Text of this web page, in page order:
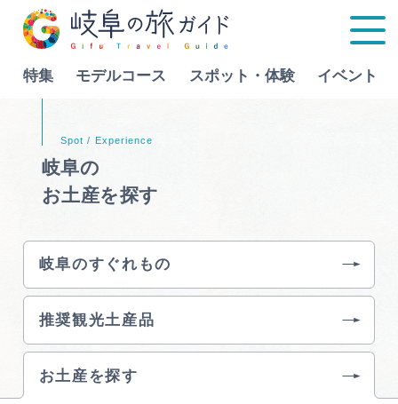
特集 モデルコース スポット・体験 イベント
特集
スポット・体験
イベント
グルメ
Language
行きたいリストを見る
岐阜の
お土産を探す
岐阜のすぐれもの
推奨観光土産品
お土産を探す